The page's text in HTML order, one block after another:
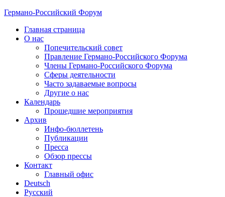
Германо-Российский Форум
Главная страница
О нас
Попечительский совет
Правление Германо-Российского Форума
Члены Германо-Российского Форума
Сферы деятельности
Часто задаваемые вопросы
Другие о нас
Календарь
Прошедшие мероприятия
Архив
Инфо-бюллетень
Публикации
Пресса
Обзор прессы
Контакт
Главный офис
Deutsch
Русский